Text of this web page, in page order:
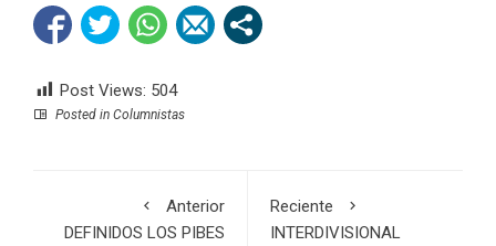
Post Views: 504
Posted in Columnistas
Anterior
DEFINIDOS LOS PIBES
Reciente
INTERDIVISIONAL